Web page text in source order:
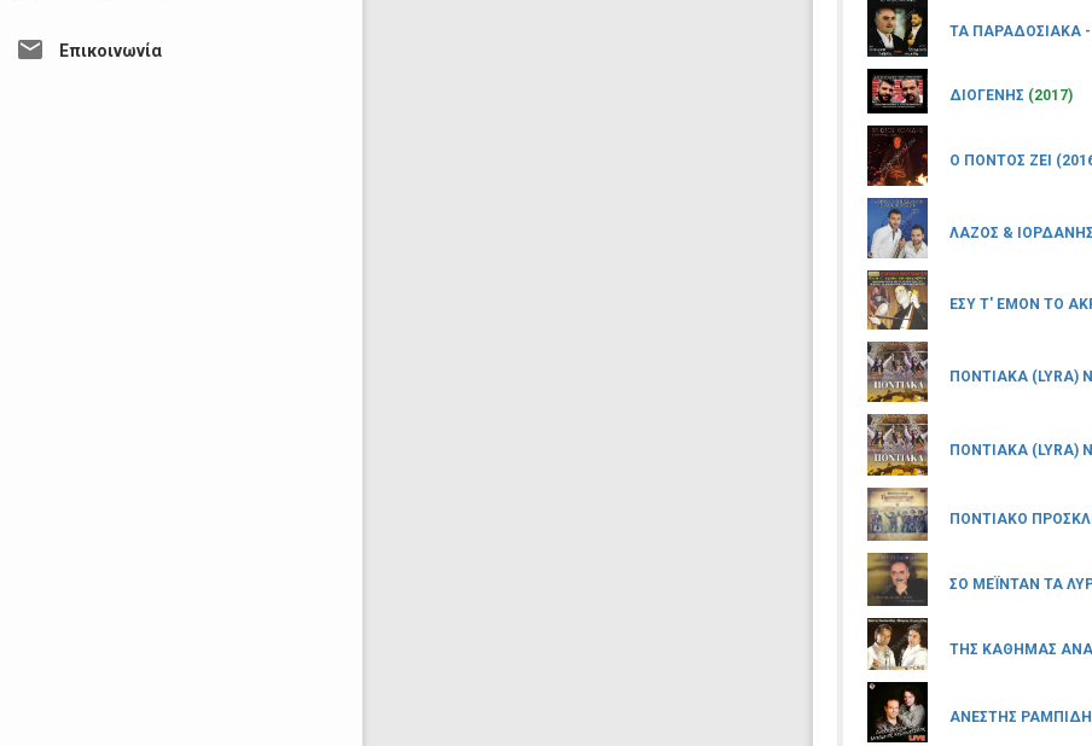
mail Επικοινωνία
ΤΑ ΠΑΡΑΔΟΣΙΑΚΑ
ΔΙΟΓΕΝΗΣ (2017)
Ο ΠΟΝΤΟΣ ΖΕΙ
ΛΑΖΟΣ &
ΕΣΥ Τ' ΕΜΟΝ ΤΟ
ΠΟΝΤΙΑΚΑ (LYRA)
ΠΟΝΤΙΑΚΑ (LYRA)
ΠΟΝΤΙΑΚΟ
ΣΟ ΜΕΪΝΤΑΝ ΤΑ
ΤΗΣ ΚΑΘΗΜΑΣ
ΑΝΕΣΤΗΣ